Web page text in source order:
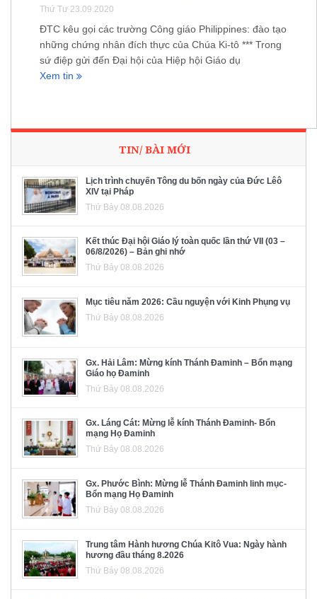
Thứ Tư 23.09.2020
ĐTC kêu gọi các trường Công giáo Philippines: đào tạo
những chứng nhân đích thực của Chúa Ki-tô *** Trong
sứ điệp gửi đến Đại hội của Hiệp hội Giáo dụ
Xem tin
TIN/ BÀI MỚI
Lịch trình chuyến Tông du bốn ngày của Đức Lêô
XIV tại Pháp
Thứ Bảy 08.08.2026
Kết thúc Đại hội Giáo lý toàn quốc lần thứ VII (03 –
06/8/2026) – Bản ghi nhớ
Thứ Bảy 08.08.2026
Mục tiêu năm 2026: Cầu nguyện với Kinh Phụng vụ
Thứ Bảy 08.08.2026
Gx. Hải Lâm: Mừng kính Thánh Đaminh – Bổn mạng
Giáo họ Đaminh
Thứ Bảy 08.08.2026
Gx. Láng Cát: Mừng lễ kính Thánh Đaminh- Bổn
mạng Họ Đaminh
Thứ Bảy 08.08.2026
Gx. Phước Bình: Mừng lễ Thánh Đaminh linh mục-
Bổn mạng Họ Đaminh
Thứ Bảy 08.08.2026
Trung tâm Hành hương Chúa Kitô Vua: Ngày hành
hương đầu tháng 8.2026
Thứ Bảy 08.08.2026